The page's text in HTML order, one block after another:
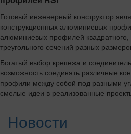
Готовый инженерный конструктор
конструкционных алюминиевых
алюминиевых профилей квадратного,
треугольного сечений разных
Богатый выбор крепежа и
возможность соединять различные
профили между собой под разными
смелые идеи в реализованные
Новости